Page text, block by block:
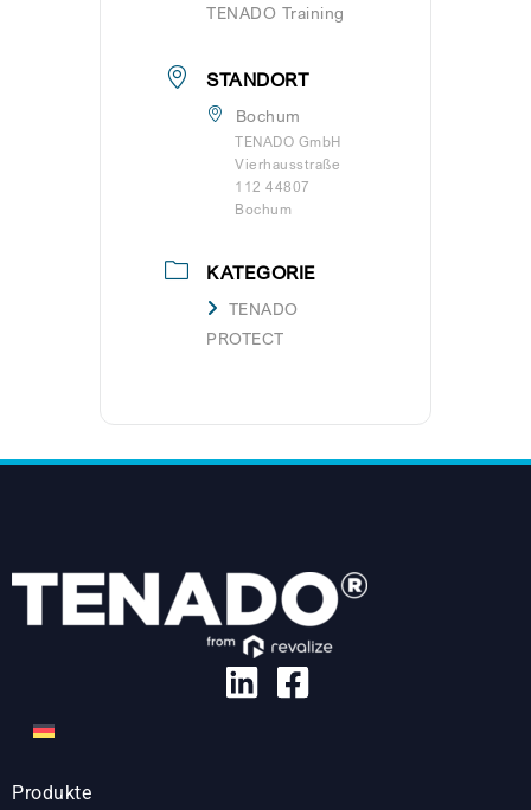
TENADO Training
STANDORT
Bochum
TENADO GmbH
Vierhausstraße
112 44807
Bochum
KATEGORIE
TENADO
PROTECT
Produkte